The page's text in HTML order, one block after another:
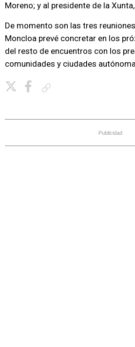
Moreno; y al presidente de la
De momento son las tres
Moncloa prevé concretar en los
del resto de encuentros con los
comunidades y ciudades
Publicidad